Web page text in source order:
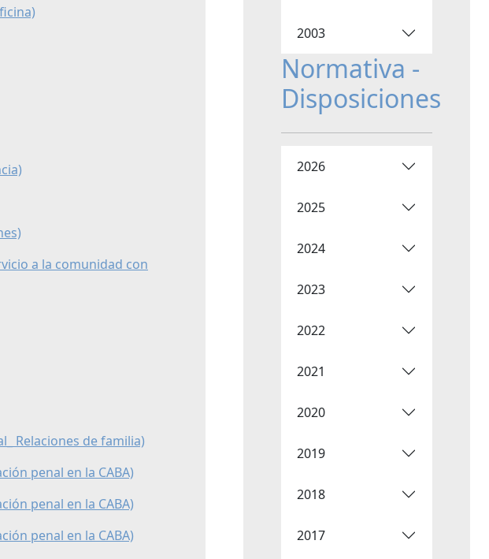
a la comunidad con
Relaciones de familia)
penal en la CABA)
penal en la CABA)
penal en la CABA)
2003
Normativa -
Disposiciones
2026
2025
2024
2023
2022
2021
2020
2019
2018
2017